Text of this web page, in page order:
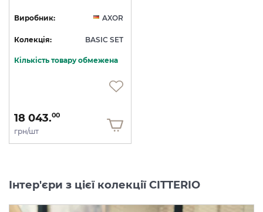
Виробник: AXOR
Колекція: BASIC SET
Кількість товару обмежена
18 043.00
грн/шт
Інтер'єри з цієї колекції CITTERIO